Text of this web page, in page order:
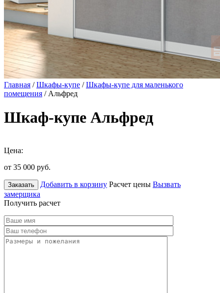
Главная /Шкафы-купе /Шкафы-купе для маленького
помещения / Альфред
Шкаф-купе Альфред
Цена:
от 35 000 руб.
Заказать Добавить в корзину Расчет цены Вызвать
замерщика
Получить расчет